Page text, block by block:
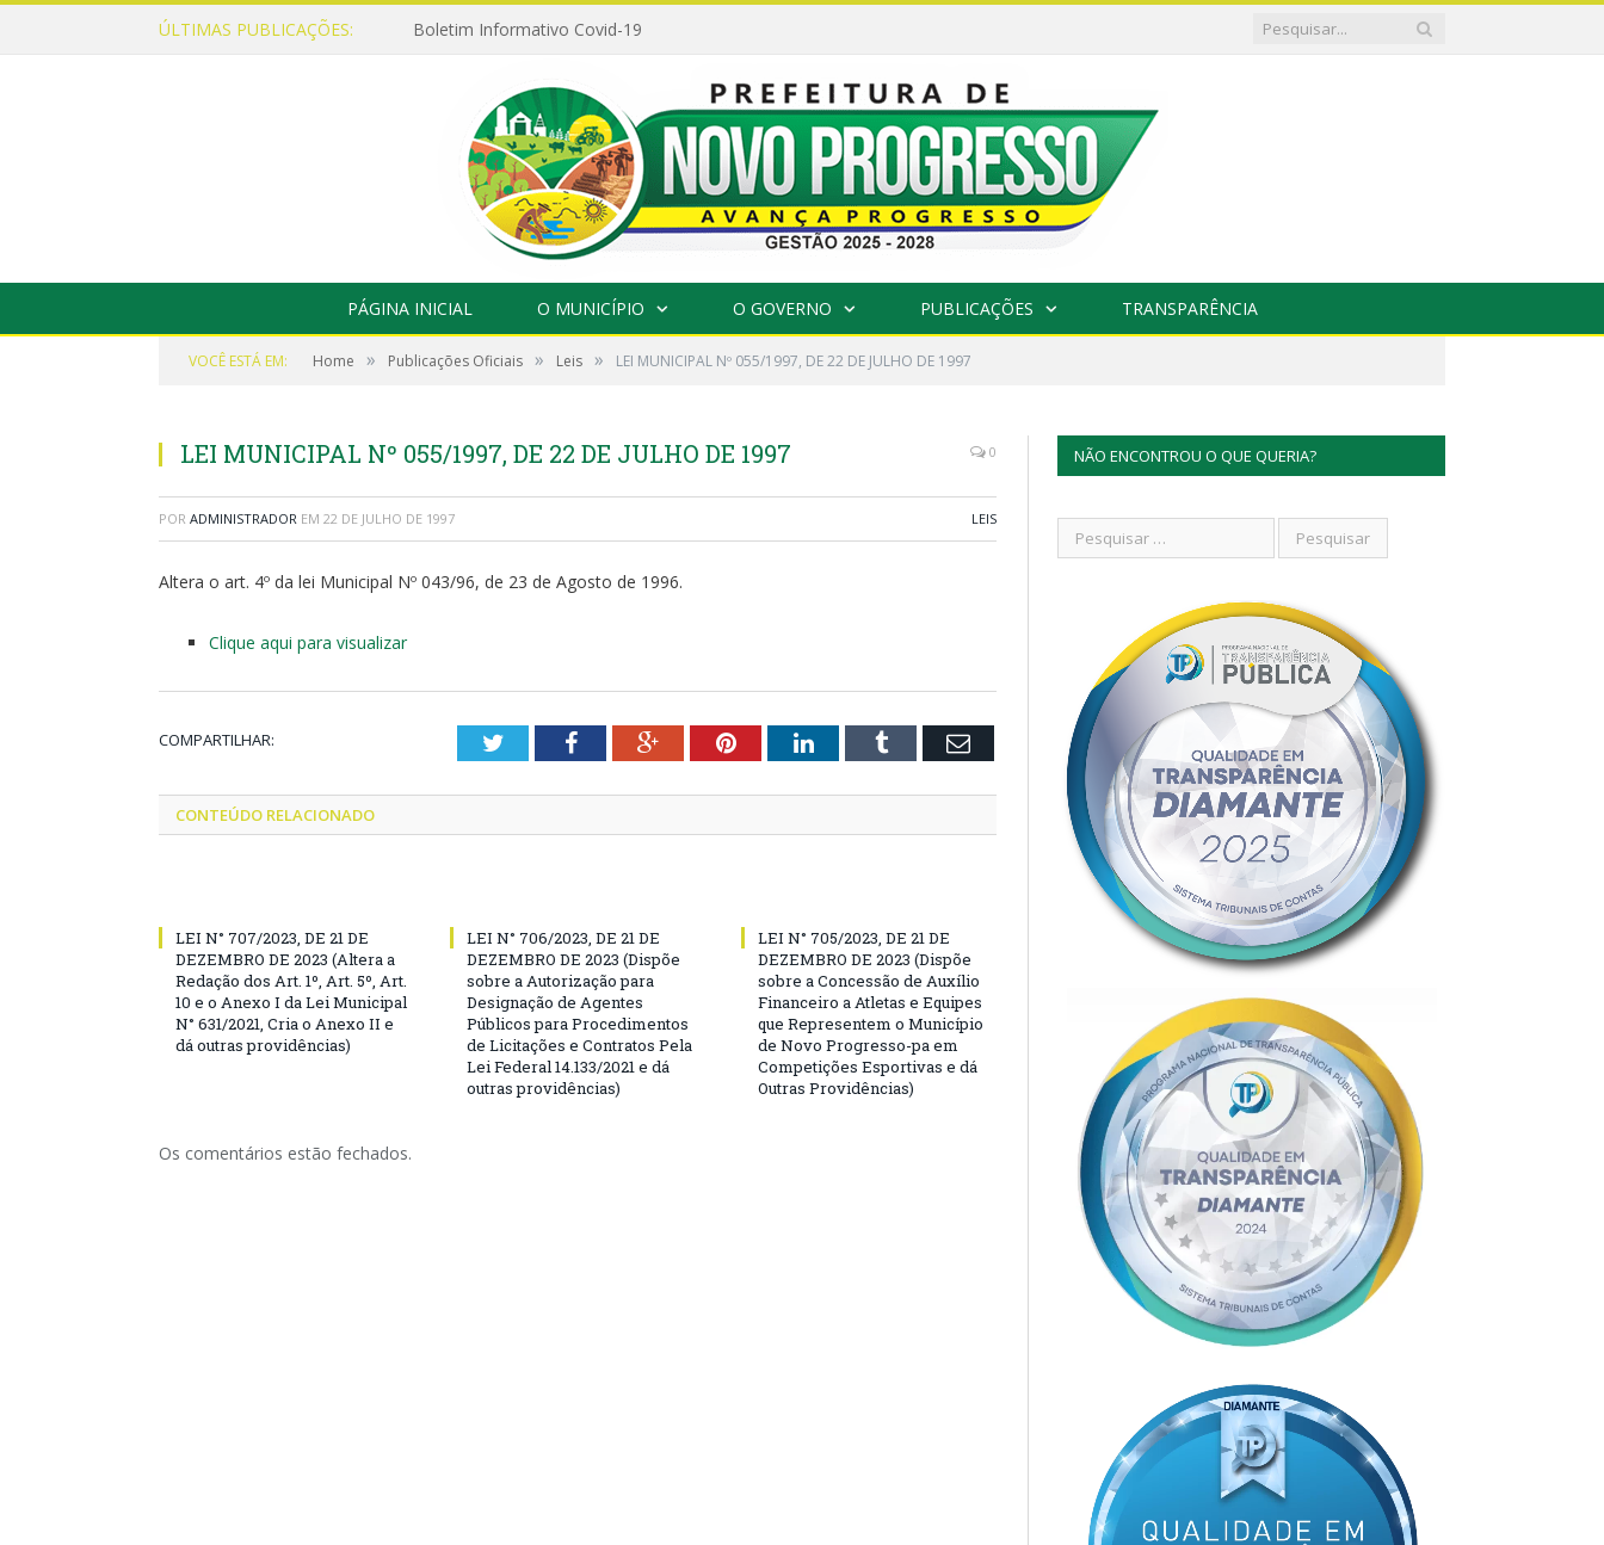
ÚLTIMAS PUBLICAÇÕES: Boletim Informativo Covid-19
PÁGINA INICIAL O MUNICÍPIO O GOVERNO PUBLICAÇÕES TRANSPARÊNCIA
VOCÊ ESTÁ EM: Home » Publicações Oficiais » Leis » LEI MUNICIPAL Nº 055/1997, DE 22 DE JULHO DE 1997
LEI MUNICIPAL Nº 055/1997, DE 22 DE JULHO DE 1997 0
POR ADMINISTRADOR EM 22 DE JULHO DE 1997 LEIS
Altera o art. 4º da lei Municipal Nº 043/96, de 23 de Agosto de 1996.
Clique aqui para visualizar
COMPARTILHAR: TwitterFacebookGoogle+PinterestLinkedInTumblr Email
CONTEÚDO RELACIONADO
LEI N° 707/2023, DE 21 DE
DEZEMBRO DE 2023 (Altera a
Redação dos Art. 1º, Art. 5º, Art.
10 e o Anexo I da Lei Municipal
N° 631/2021, Cria o Anexo II e
dá outras providências)
LEI N° 706/2023, DE 21 DE
DEZEMBRO DE 2023 (Dispõe
sobre a Autorização para
Designação de Agentes
Públicos para Procedimentos
de Licitações e Contratos Pela
Lei Federal 14.133/2021 e dá
outras providências)
LEI N° 705/2023, DE 21 DE
DEZEMBRO DE 2023 (Dispõe
sobre a Concessão de Auxílio
Financeiro a Atletas e Equipes
que Representem o Município
de Novo Progresso-pa em
Competições Esportivas e dá
Outras Providências)
Os comentários estão fechados.
NÃO ENCONTROU O QUE QUERIA?